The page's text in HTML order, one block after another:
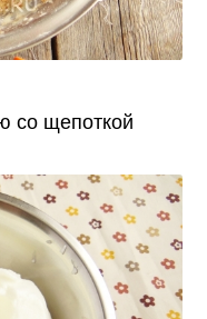
со щепоткой